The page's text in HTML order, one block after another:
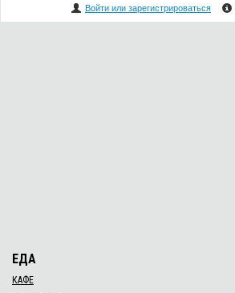
Войти или зарегистрироваться
ЕДА
КАФЕ